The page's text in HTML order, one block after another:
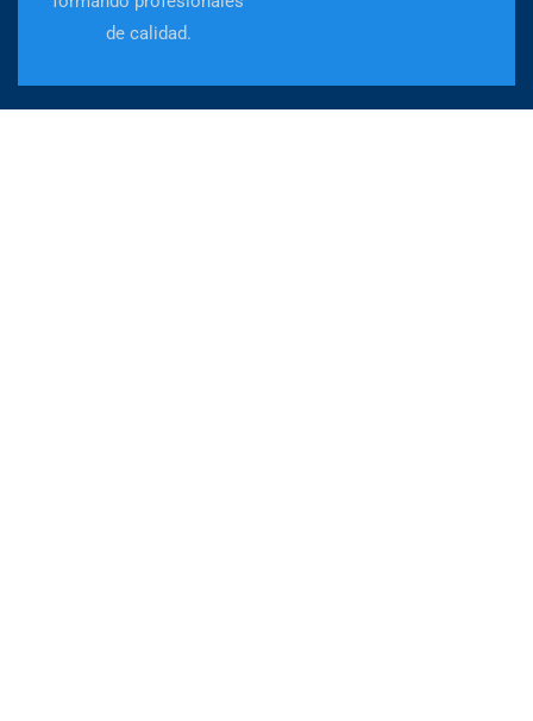
de calidad.